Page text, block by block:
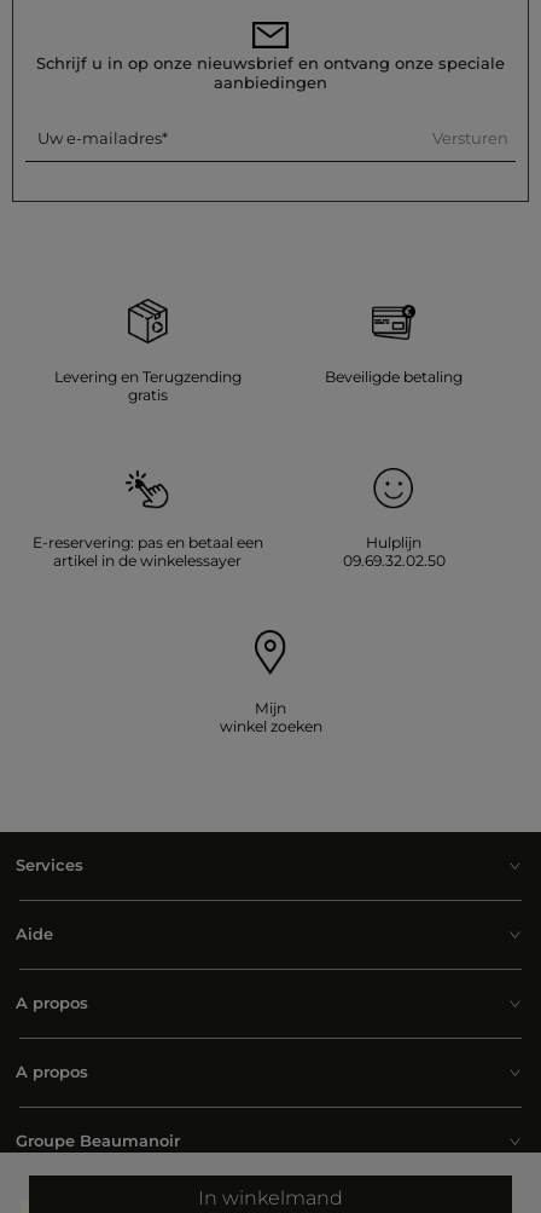
In winkelmand
Schrijf u in op onze nieuwsbrief en ontvang onze speciale
aanbiedingen
Uw e-mailadres Versturen
Levering en Terugzending
gratis
Beveiligde betaling
E-reservering: pas en betaal een
artikel in de winkelessayer
Hulplijn
09.69.32.02.50
Mijn
winkel zoeken
Services
Aide
A propos
A propos
Groupe Beaumanoir
Belgium | Nederlands